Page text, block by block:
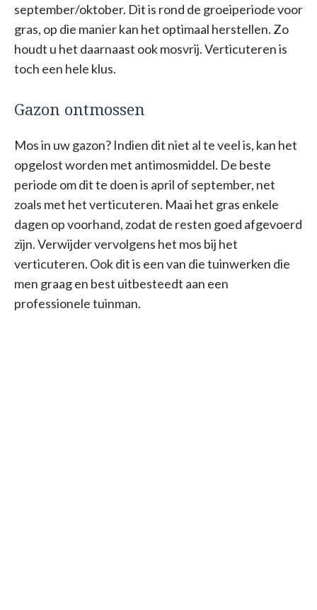
september/oktober. Dit is rond de groeiperiode voor
gras, op die manier kan het optimaal herstellen. Zo
houdt u het daarnaast ook mosvrij. Verticuteren is
toch een hele klus.
Gazon ontmossen
Mos in uw gazon? Indien dit niet al te veel is, kan het
opgelost worden met antimosmiddel. De beste
periode om dit te doen is april of september, net
zoals met het verticuteren. Maai het gras enkele
dagen op voorhand, zodat de resten goed afgevoerd
zijn. Verwijder vervolgens het mos bij het
verticuteren. Ook dit is een van die tuinwerken die
men graag en best uitbesteedt aan een
professionele tuinman.